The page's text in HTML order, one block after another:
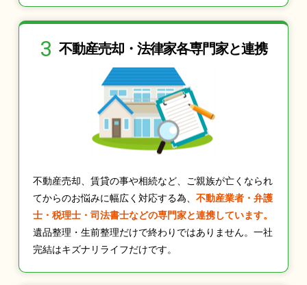
3 不動産売却・法律家各専門家と連携
不動産売却、賃貸の事や相続など、ご親族が亡くなられ
てからのお悩みに幅広く対応する為、 不動産業者・弁護
士・税理士・司法書士などの専門家と連携しています。
遺品整理・生前整理だけで終わりではありません。一社
完結はキズナリライフだけです。